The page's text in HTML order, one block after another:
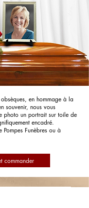
en hommage à la
souvenir, nous vous
photo un portrait sur toile de
encadré.
Funèbres ou à
commander